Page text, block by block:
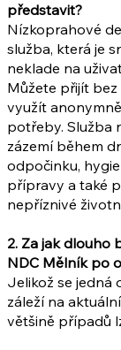
představit?
Nízkoprahové
služba, která je
neklade na
Můžete přijít
využít
potřeby. Služba
zázemí během
odpočinku,
přípravy a také
nepříznivé
2. Za jak dlouho
NDC Mělník po
Jelikož se jedná
záleží na
většině případů